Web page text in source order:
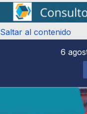
Saltar al contenido
6